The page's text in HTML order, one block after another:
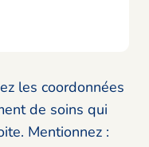
les coordonnées
de soins qui
Mentionnez :